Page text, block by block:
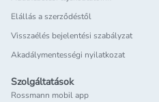
Elállás a szerződéstől
Visszaélés bejelentési szabályzat
Akadálymentességi nyilatkozat
Szolgáltatások
Rossmann mobil app